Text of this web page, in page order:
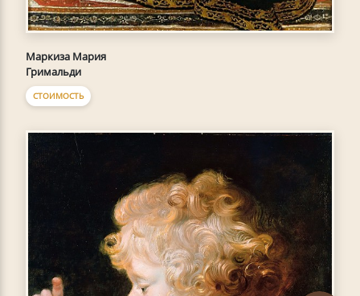
Маркиза Мария
Гримальди
СТОИМОСТЬ